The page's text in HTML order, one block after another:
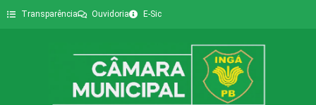
Transparência Ouvidoria E-Sic